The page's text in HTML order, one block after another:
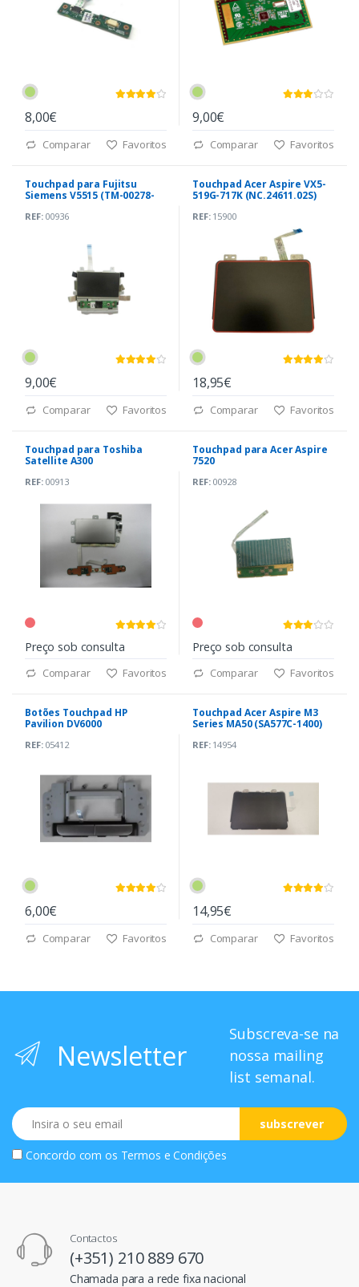
8,00€
Comparar Favoritos
9,00€
Comparar Favoritos
Touchpad para Fujitsu
Siemens V5515 (TM-00278-
REF:00936
9,00€
Comparar Favoritos
Touchpad Acer Aspire VX5-
519G-717K (NC.24611.02S)
REF:15900
18,95€
Comparar Favoritos
Touchpad para Toshiba
Satellite A300
REF:00913
Preço sob consulta
Comparar Favoritos
Touchpad para Acer Aspire
7520
REF:00928
Preço sob consulta
Comparar Favoritos
Botões Touchpad HP
Pavilion DV6000
REF:05412
6,00€
Comparar Favoritos
Touchpad Acer Aspire M3
Series MA50 (SA577C-1400)
REF:14954
14,95€
Comparar Favoritos
Newsletter
Subscreva-se na
nossa mailing
list semanal.
Email
subscrever
Concordo com os Termos e Condições
Contactos
(+351) 210 889 670
Chamada para a rede fixa nacional